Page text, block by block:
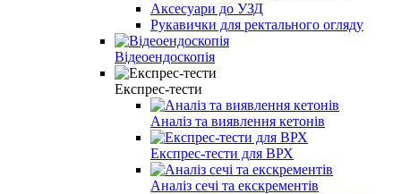
Аксесуари до УЗД
Рукавички для ректального огляду
Відеоендоскопія
Експрес-тести
Аналіз та виявлення кетонів
Експрес-тести для ВРХ
Аналіз сечі та екскрементів